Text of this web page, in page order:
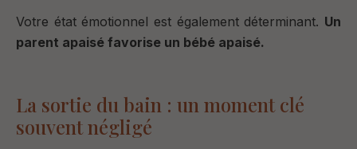
Votre état émotionnel est également déterminant. Un
parent apaisé favorise un bébé apaisé.
La sortie du bain : un moment clé
souvent négligé